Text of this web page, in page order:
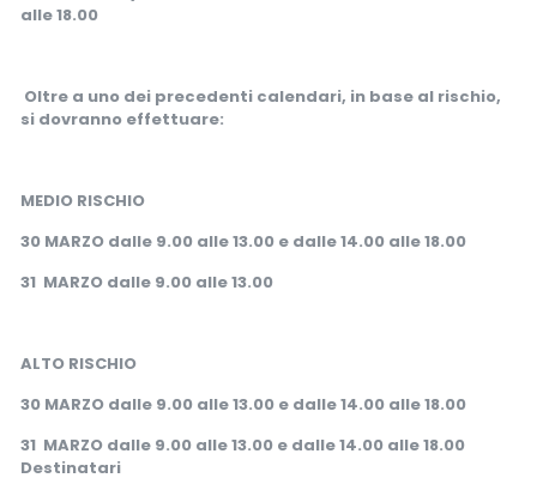
alle 18.00
Oltre a uno dei precedenti calendari, in base al rischio,
si dovranno effettuare:
MEDIO RISCHIO
30 MARZO dalle 9.00 alle 13.00 e dalle 14.00 alle 18.00
31 MARZO dalle 9.00 alle 13.00
ALTO RISCHIO
30 MARZO dalle 9.00 alle 13.00 e dalle 14.00 alle 18.00
31 MARZO dalle 9.00 alle 13.00 e dalle 14.00 alle 18.00
Destinatari